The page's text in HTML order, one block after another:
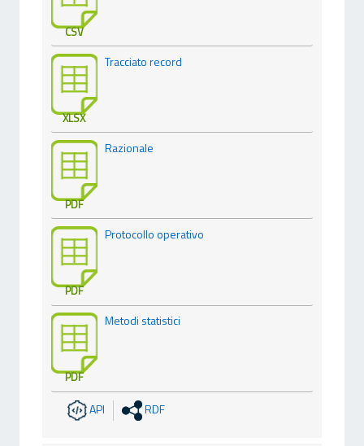
CSV
XLSX
Tracciato record
PDF
Razionale
PDF
Protocollo operativo
PDF
Metodi statistici
API RDF